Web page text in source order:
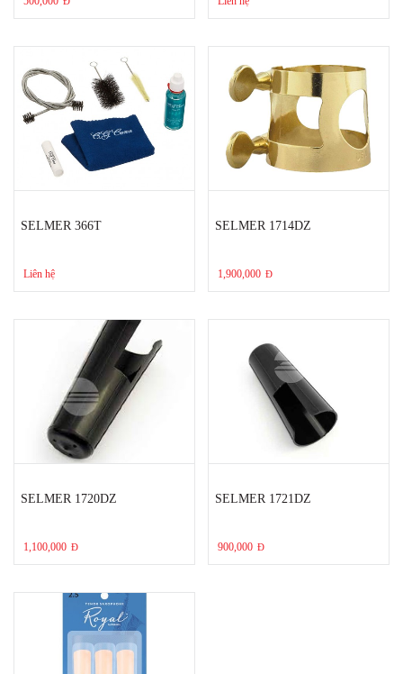
SELMER 366T
Liên hệ
SELMER 1714DZ
1,900,000 Đ
SELMER 1720DZ
1,100,000 Đ
SELMER 1721DZ
900,000 Đ